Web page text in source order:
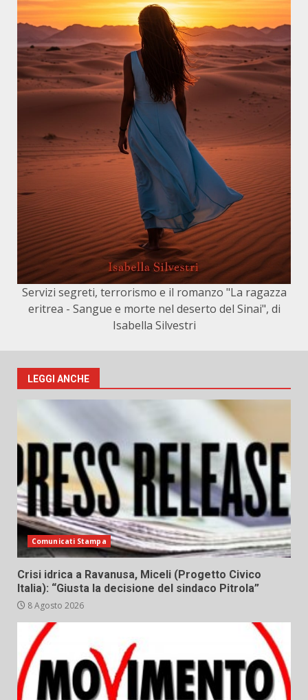
Servizi segreti, terrorismo e il romanzo "La ragazza
eritrea - Sangue e morte nel deserto del Sinai", di
Isabella Silvestri
LEGGI ANCHE
Comunicati Stampa
Crisi idrica a Ravanusa, Miceli (Progetto Civico
Italia): “Giusta la decisione del sindaco Pitrola”
8 Agosto 2026